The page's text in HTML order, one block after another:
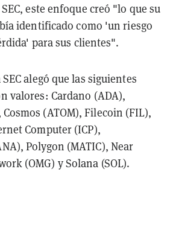
este enfoque creó "lo que su
identificado como 'un riesgo
para sus clientes".
SEC alegó que las siguientes
valores: Cardano (ADA),
(ATOM), Filecoin (FIL),
Computer (ICP),
Polygon (MATIC), Near
(OMG) y Solana (SOL).